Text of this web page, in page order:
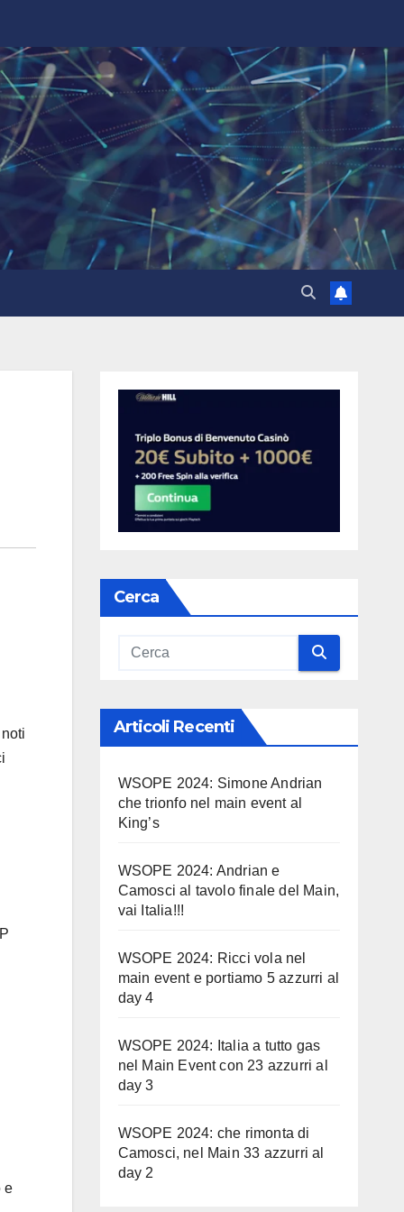
e
Cerca
Articoli Recenti
WSOPE 2024: Simone Andrian
che trionfo nel main event al
King’s
WSOPE 2024: Andrian e
Camosci al tavolo finale del Main,
vai Italia!!!
WSOPE 2024: Ricci vola nel
main event e portiamo 5 azzurri al
day 4
WSOPE 2024: Italia a tutto gas
nel Main Event con 23 azzurri al
day 3
WSOPE 2024: che rimonta di
Camosci, nel Main 33 azzurri al
day 2